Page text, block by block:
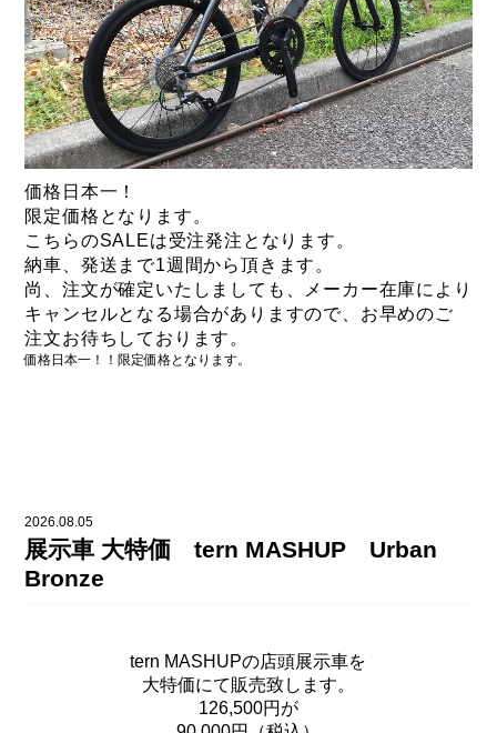
価格日本一！
限定価格となります。
こちらのSALEは受注発注となります。
納車、発送まで1週間から頂きます。
尚、注文が確定いたしましても、
メーカー在庫により
キャンセルとなる場合がありますので、 お早めのご
注文お待ちしております。
価格日本一！！限定価格となります。
2026.08.05
展示車 大特価 tern MASHUP Urban
Bronze
tern MASHUPの店頭展示車を
大特価にて販売致します。
126,500円が